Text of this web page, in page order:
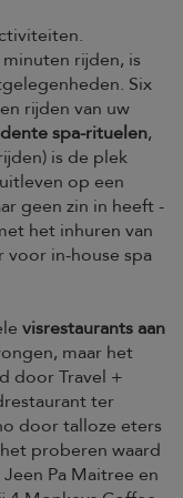
rijden, is
Six
rijden van uw
spa-rituelen,
is de plek
op een
geen zin in heeft -
het inhuren van
voor in-house spa
visrestaurants aan
maar het
door Travel +
ter
door talloze eters
proberen waard
Pa Maitree en